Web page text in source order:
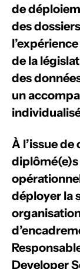
de
des
de la
des
un
À l’issue
déployer la
Developer